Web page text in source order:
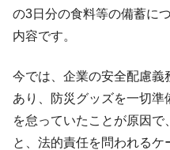
の3日分の食料等の備蓄に
内容です。
今では、企業の安全配慮義
あり、防災グッズを一切
を怠っていたことが原因
と、法的責任を問われる